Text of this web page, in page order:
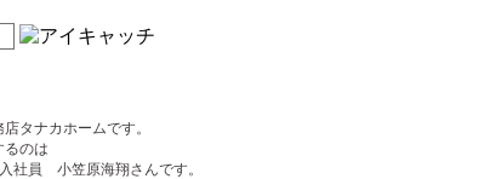
タナカホームです。
るのは
社員 小笠原海翔さんです。